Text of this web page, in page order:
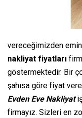
vereceğimizden
nakliyat fiyatları
göstermektedir. Bir
şahısa göre fiyat
Evden Eve Nakliyat
firmayız. Sizleri en